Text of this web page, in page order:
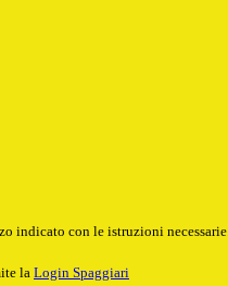
indicato con le istruzioni
la Login Spaggiari